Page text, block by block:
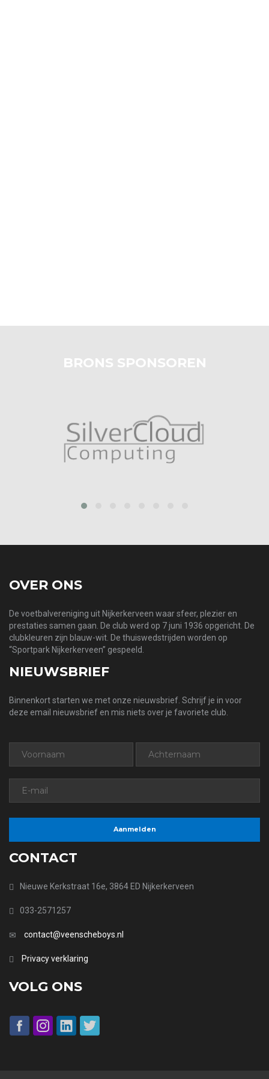
BRONS SPONSOREN
OVER ONS
De voetbalvereniging uit Nijkerkerveen waar sfeer, plezier en
prestaties samen gaan. De club werd op 7 juni 1936 opgericht. De
clubkleuren zijn blauw-wit. De thuiswedstrijden worden op
“Sportpark Nijkerkerveen” gespeeld.
NIEUWSBRIEF
Binnenkort starten we met onze nieuwsbrief. Schrijf je in voor
deze email nieuwsbrief en mis niets over je favoriete club.
CONTACT
Nieuwe Kerkstraat 16e, 3864 ED Nijkerkerveen
033-2571257
contact@veenscheboys.nl
Privacy verklaring
VOLG ONS